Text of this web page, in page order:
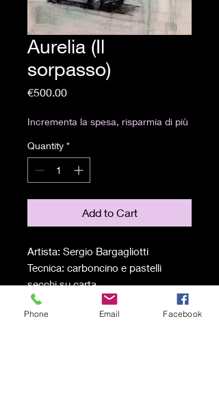
Aurelia (Il
sorpasso)
€500.00Price
Incrementa la spesa, risparmia di più
Quantity *
Add to Cart
Artista: Sergio Bargagliotti
Tecnica: carboncino e pastelli
secchi su carta
Misure: 48 x 62,5 cm
Phone Email Facebook